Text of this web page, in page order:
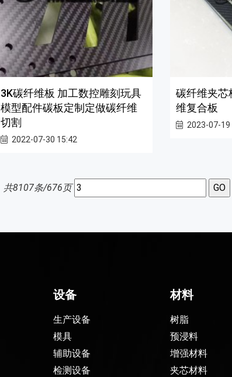
3K碳纤维板 加工数控雕刻玩具
模型配件碳板定制定做碳纤维
切割
2022-07-30 15:42
碳纤维夹芯
维复合板
2023-07-19
共8107条/676页
设备
生产设备
模具
辅助设备
检测设备
材料
树脂
预浸料
增强材料
夹芯材料